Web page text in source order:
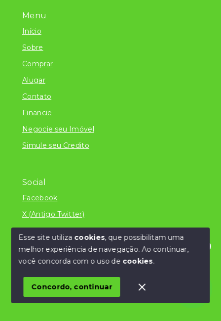
Olá! Estamos disponíveis para te ajudar.
Menu
Início
Sobre
Comprar
Alugar
Contato
Financie
Negocie seu Imóvel
Simule seu Credito
Social
Facebook
X (Antigo Twitter)
© Copyright 2026 - Literatura Imóveis Ltda - ME
/CNPJ 24.839.034/0001-32 - Todos os direitos
SITE PARA IMOBILIARIA
Esse site utiliza cookies, que possibilitam uma
melhor experiência de navegação.Ao continuar,
você concorda com o uso de cookies.
Concordo, continuar